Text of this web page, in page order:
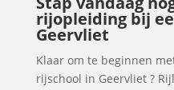
rijopleiding bij
Geervliet
Klaar om te beginnen
rijschool in Geervliet ?